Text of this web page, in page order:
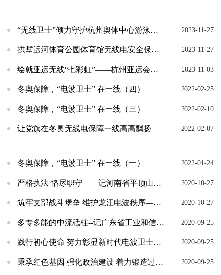
“无线卫士”倾力守护杭州奥体中心游泳馆“高光时刻” 2023-11-27
拱墅运河体育公园体育馆无线电安全保障团队刚柔并济为亚残运会赛事护航 2023-11-27
绘就亚运无线“七彩虹”——杭州亚运会和亚残运会无线电安全保障工作侧记 2023-11-03
冬奥保障，“电波卫士” 在一线（四） 2022-02-25
冬奥保障，“电波卫士” 在一线（三） 2022-02-10
让党旗在冬奥无线电保障一线高高飘扬 2022-02-07
冬奥保障，“电波卫士” 在一线（一） 2022-01-24
严格执法 恪尽职守——记河南省平顶山无线电管理局副局长孙卫东 2020-10-27
筑牢支部战斗堡垒 维护龙江电波秩序——记黑龙江省工业和信息化厅无线电管理局 2020-10-27
多专多能的中流砥柱--记广东省工业和信息化厅饶俊文 2020-09-25
践行初心使命 努力彰显新时代电波卫士的担当作为 ——记福建省龙岩市无线电管理局党支部 2020-09-25
秉承红色基因 强化政治建设 着力锻造过硬的机关无线电管理队伍 --记江西省无线电办公室 2020-09-25